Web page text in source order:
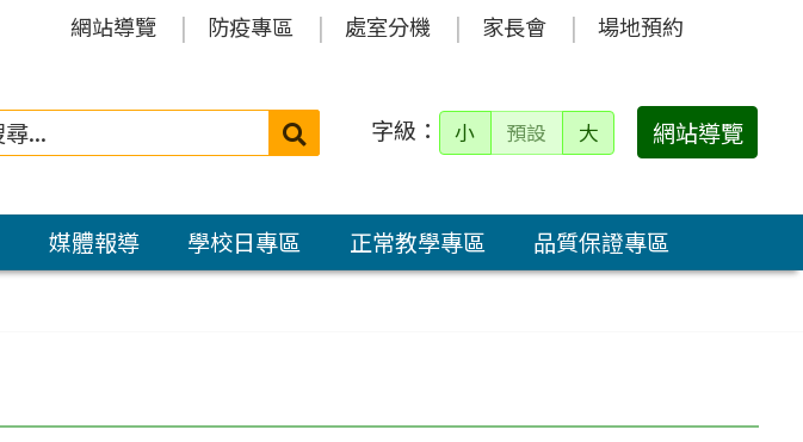
網站導覽 防疫專區 處室分機 家長會 場地預約
搜
字級： 小 預設 大 網站導覽
媒體報導 學校日專區 正常教學專區
品質保證專區